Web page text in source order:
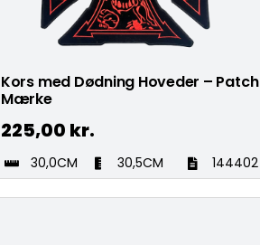
Kors med Dødning Hoveder – Patch
Mærke
225,00 kr.
30,0CM 30,5CM 144402